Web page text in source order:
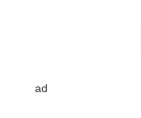
ad